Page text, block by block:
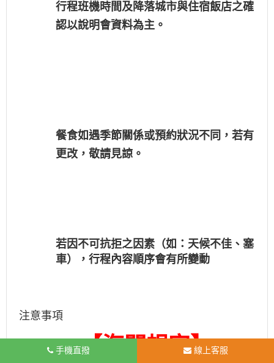
行程班機時間及降落城市與住宿飯店之確
認以說明會資料為主。
餐食如遇季節關係或預約狀況不同，若有
更改，敬請見諒。
若因不可抗拒之因素（如：天候不佳、塞
車），行程內容順序會有所變動
注意事項
【海關規定】
手機直撥 線上客服